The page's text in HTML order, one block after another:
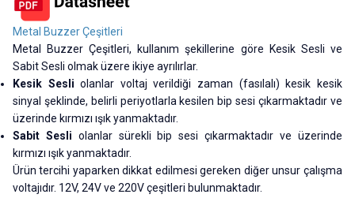
Metal Buzzer Çeşitleri
Metal Buzzer Çeşitleri, kullanım şekillerine göre Kesik Sesli ve
Sabit Sesli olmak üzere ikiye ayrılırlar.
Kesik Sesliolanlar voltaj verildiği zaman (fasılalı) kesik kesik
sinyal şeklinde, belirli periyotlarla kesilen bip sesi çıkarmaktadır ve
üzerinde kırmızı ışık yanmaktadır.
Sabit Sesli olanlar sürekli bip sesi çıkarmaktadır ve üzerinde
kırmızı ışık yanmaktadır.
Ürün tercihi yaparken dikkat edilmesi gereken diğer unsur çalışma
voltajıdır. 12V, 24V ve 220V çeşitleri bulunmaktadır.